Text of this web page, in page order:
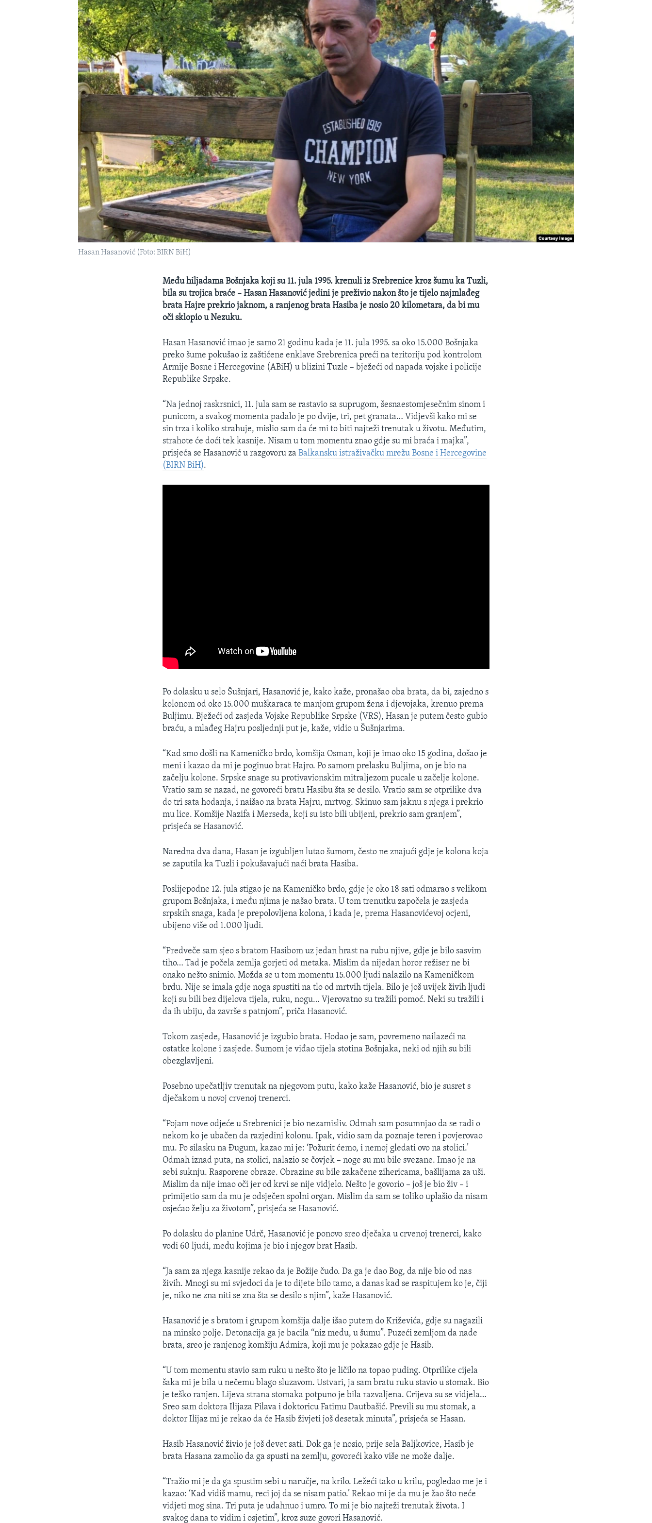
Hasan Hasanović (Foto: BIRN BiH)
Među hiljadama Bošnjaka koji su 11. jula 1995. krenuli iz Srebrenice kroz šumu ka Tuzli,
bila su trojica braće – Hasan Hasanović jedini je preživio nakon što je tijelo najmlađeg
brata Hajre prekrio jaknom, a ranjenog brata Hasiba je nosio 20 kilometara, da bi mu
oči sklopio u Nezuku.
Hasan Hasanović imao je samo 21 godinu kada je 11. jula 1995. sa oko 15.000 Bošnjaka
preko šume pokušao iz zaštićene enklave Srebrenica preći na teritoriju pod kontrolom
Armije Bosne i Hercegovine (ABiH) u blizini Tuzle – bježeći od napada vojske i policije
Republike Srpske.
“Na jednoj raskrsnici, 11. jula sam se rastavio sa suprugom, šesnaestomjesečnim sinom i
punicom, a svakog momenta padalo je po dvije, tri, pet granata… Vidjevši kako mi se
sin trza i koliko strahuje, mislio sam da će mi to biti najteži trenutak u životu. Međutim,
strahote će doći tek kasnije. Nisam u tom momentu znao gdje su mi braća i majka”,
prisjeća se Hasanović u razgovoru zaBalkansku istraživačku mrežu Bosne i Hercegovine
(BIRN BiH).
Po dolasku u selo Šušnjari, Hasanović je, kako kaže, pronašao oba brata, da bi, zajedno s
kolonom od oko 15.000 muškaraca te manjom grupom žena i djevojaka, krenuo prema
Buljimu. Bježeći od zasjeda Vojske Republike Srpske (VRS), Hasan je putem često gubio
braću, a mlađeg Hajru posljednji put je, kaže, vidio u Šušnjarima.
“Kad smo došli na Kameničko brdo, komšija Osman, koji je imao oko 15 godina, došao je
meni i kazao da mi je poginuo brat Hajro. Po samom prelasku Buljima, on je bio na
začelju kolone. Srpske snage su protivavionskim mitraljezom pucale u začelje kolone.
Vratio sam se nazad, ne govoreći bratu Hasibu šta se desilo. Vratio sam se otprilike dva
do tri sata hodanja, i naišao na brata Hajru, mrtvog. Skinuo sam jaknu s njega i prekrio
mu lice. Komšije Nazifa i Merseda, koji su isto bili ubijeni, prekrio sam granjem”,
prisjeća se Hasanović.
Naredna dva dana, Hasan je izgubljen lutao šumom, često ne znajući gdje je kolona koja
se zaputila ka Tuzli i pokušavajući naći brata Hasiba.
Poslijepodne 12. jula stigao je na Kameničko brdo, gdje je oko 18 sati odmarao s velikom
grupom Bošnjaka, i među njima je našao brata. U tom trenutku započela je zasjeda
srpskih snaga, kada je prepolovljena kolona, i kada je, prema Hasanovićevoj ocjeni,
ubijeno više od 1.000 ljudi.
“Predveče sam sjeo s bratom Hasibom uz jedan hrast na rubu njive, gdje je bilo sasvim
tiho… Tad je počela zemlja gorjeti od metaka. Mislim da nijedan horor režiser ne bi
onako nešto snimio. Možda se u tom momentu 15.000 ljudi nalazilo na Kameničkom
brdu. Nije se imala gdje noga spustiti na tlo od mrtvih tijela. Bilo je još uvijek živih ljudi
koji su bili bez dijelova tijela, ruku, nogu… Vjerovatno su tražili pomoć. Neki su tražili i
da ih ubiju, da završe s patnjom”, priča Hasanović.
Tokom zasjede, Hasanović je izgubio brata. Hodao je sam, povremeno nailazeći na
ostatke kolone i zasjede. Šumom je viđao tijela stotina Bošnjaka, neki od njih su bili
obezglavljeni.
Posebno upečatljiv trenutak na njegovom putu, kako kaže Hasanović, bio je susret s
dječakom u novoj crvenoj trenerci.
“Pojam nove odjeće u Srebrenici je bio nezamisliv. Odmah sam posumnjao da se radi o
nekom ko je ubačen da razjedini kolonu. Ipak, vidio sam da poznaje teren i povjerovao
mu. Po silasku na Đugum, kazao mi je: ‘Požurit ćemo, i nemoj gledati ovo na stolici.’
Odmah iznad puta, na stolici, nalazio se čovjek – noge su mu bile svezane. Imao je na
sebi suknju. Rasporene obraze. Obrazine su bile zakačene zihericama, bašlijama za uši.
Mislim da nije imao oči jer od krvi se nije vidjelo. Nešto je govorio – još je bio živ – i
primijetio sam da mu je odsječen spolni organ. Mislim da sam se toliko uplašio da nisam
osjećao želju za životom”, prisjeća se Hasanović.
Po dolasku do planine Udrč, Hasanović je ponovo sreo dječaka u crvenoj trenerci, kako
vodi 60 ljudi, među kojima je bio i njegov brat Hasib.
“Ja sam za njega kasnije rekao da je Božije čudo. Da ga je dao Bog, da nije bio od nas
živih. Mnogi su mi svjedoci da je to dijete bilo tamo, a danas kad se raspitujem ko je, čiji
je, niko ne zna niti se zna šta se desilo s njim”, kaže Hasanović.
Hasanović je s bratom i grupom komšija dalje išao putem do Križevića, gdje su nagazili
na minsko polje. Detonacija ga je bacila “niz među, u šumu”. Puzeći zemljom da nađe
brata, sreo je ranjenog komšiju Admira, koji mu je pokazao gdje je Hasib.
“U tom momentu stavio sam ruku u nešto što je ličilo na topao puding. Otprilike cijela
šaka mi je bila u nečemu blago sluzavom. Ustvari, ja sam bratu ruku stavio u stomak. Bio
je teško ranjen. Lijeva strana stomaka potpuno je bila razvaljena. Crijeva su se vidjela…
Sreo sam doktora Ilijaza Pilava i doktoricu Fatimu Dautbašić. Previli su mu stomak, a
doktor Ilijaz mi je rekao da će Hasib živjeti još desetak minuta”, prisjeća se Hasan.
Hasib Hasanović živio je još devet sati. Dok ga je nosio, prije sela Baljkovice, Hasib je
brata Hasana zamolio da ga spusti na zemlju, govoreći kako više ne može dalje.
“Tražio mi je da ga spustim sebi u naručje, na krilo. Ležeći tako u krilu, pogledao me je i
kazao: ‘Kad vidiš mamu, reci joj da se nisam patio.’ Rekao mi je da mu je žao što neće
vidjeti mog sina. Tri puta je udahnuo i umro. To mi je bio najteži trenutak života. I
svakog dana to vidim i osjetim”, kroz suze govori Hasanović.